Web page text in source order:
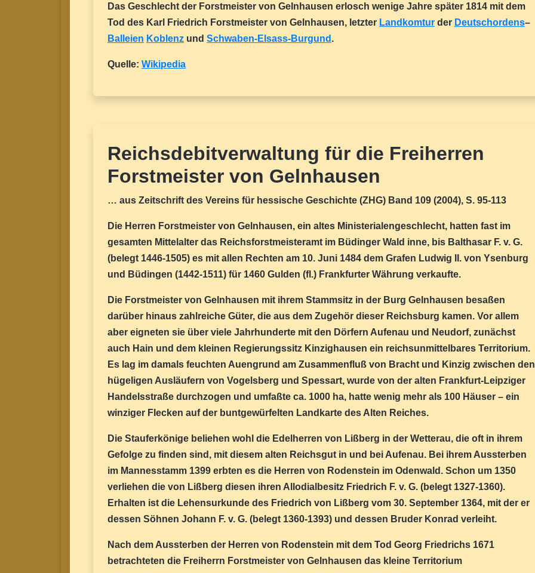
Das Geschlecht der Forstmeister von Gelnhausen erlosch wenige Jahre später 1814 mit dem
Tod des Karl Friedrich Forstmeister von Gelnhausen, letzter Landkomtur der Deutschordens–
Balleien Koblenz und Schwaben-Elsass-Burgund .
Quelle: Wikipedia
Reichsdebitverwaltung für die Freiherren
Forstmeister von Gelnhausen
… aus Zeitschrift des Vereins für hessische Geschichte (ZHG) Band 109 (2004), S. 95-113
Die Herren Forstmeister von Gelnhausen, ein altes Ministerialengeschlecht, hatten fast im
gesamten Mittelalter das Reichsforstmeisteramt im Büdinger Wald inne, bis Balthasar F. v. G.
(belegt 1446-1505) es mit allen Rechten am 10. Juni 1484 dem Grafen Ludwig II. von Ysenburg
und Büdingen (1442-1511) für 1460 Gulden (fl.) Frankfurter Währung verkaufte.
Die Forstmeister von Gelnhausen mit ihrem Stammsitz in der Burg Gelnhausen besaßen
darüber hinaus zahlreiche Güter, die aus dem Zugehör dieser Reichsburg kamen. Vor allem
aber eigneten sie über viele Jahrhunderte mit den Dörfern Aufenau und Neudorf, zunächst
auch Hain und dem kleinen Regierungssitz Kinzighausen ein reichsunmittelbares Territorium.
Es lag im damals feuchten Auengrund am Zusammenfluß von Bracht und Kinzig zwischen den
hügeligen Ausläufern von Vogelsberg und Spessart, wurde von der alten Frankfurt-Leipziger
Handelsstraße durchzogen und umfaßte ca. 1000 ha, hatte wenig mehr als 100 Häuser – ein
winziger Flecken auf der buntgewürfelten Landkarte des Alten Reiches.
Die Stauferkönige beliehen wohl die Edelherren von Lißberg in der Wetterau, die oft in ihrem
Gefolge zu finden sind, mit diesem alten Reichsgut in und bei Aufenau. Bei ihrem Aussterben
im Mannesstamm 1399 erbten es die Herren von Rodenstein im Odenwald. Schon um 1350
verliehen die von Lißberg diesen ihren Allodialbesitz Friedrich F. v. G. (belegt 1327-1360).
Erhalten ist die Lehensurkunde des Friedrich von Lißberg vom 30. September 1364, mit der er
dessen Söhnen Johann F. v. G. (belegt 1360-1393) und dessen Bruder Konrad verleiht.
Nach dem Aussterben der Herren von Rodenstein mit dem Tod Georg Friedrichs 1671
betrachteten die Freiherrn Forstmeister von Gelnhausen das kleine Territorium